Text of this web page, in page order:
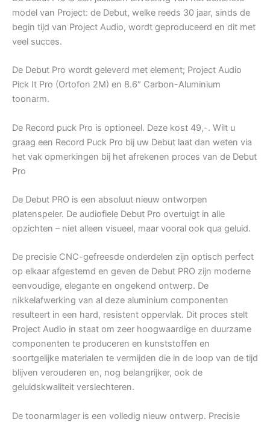
model van Project: de Debut, welke reeds 30 jaar, sinds de
begin tijd van Project Audio, wordt geproduceerd en dit met
veel succes.
De Debut Pro wordt geleverd met element; Project Audio
Pick It Pro (Ortofon 2M) en 8.6″ Carbon-Aluminium
toonarm.
De Record puck Pro is optioneel. Deze kost 49,-. Wilt u
graag een Record Puck Pro bij uw Debut laat dan weten via
het vak opmerkingen bij het afrekenen proces van de Debut
Pro
De Debut PRO is een absoluut nieuw ontworpen
platenspeler. De audiofiele Debut Pro overtuigt in alle
opzichten – niet alleen visueel, maar vooral ook qua geluid.
De precisie CNC-gefreesde onderdelen zijn optisch perfect
op elkaar afgestemd en geven de Debut PRO zijn moderne
eenvoudige, elegante en ongekend ontwerp. De
nikkelafwerking van al deze aluminium componenten
resulteert in een hard, resistent oppervlak. Dit proces stelt
Project Audio in staat om zeer hoogwaardige en duurzame
componenten te produceren en kunststoffen en
soortgelijke materialen te vermijden die in de loop van de tijd
blijven verouderen en, nog belangrijker, ook de
geluidskwaliteit verslechteren.
De toonarmlager is een volledig nieuw ontwerp. Precisie